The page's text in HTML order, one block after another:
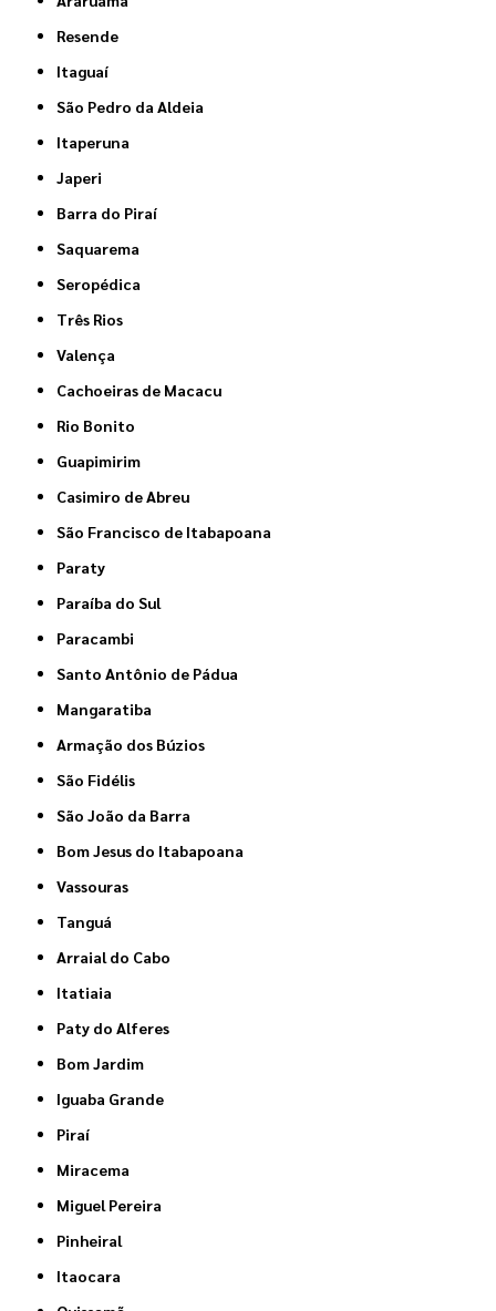
Resende
Itaguaí
São Pedro da Aldeia
Itaperuna
Japeri
Barra do Piraí
Saquarema
Seropédica
Três Rios
Valença
Cachoeiras de Macacu
Rio Bonito
Guapimirim
Casimiro de Abreu
São Francisco de Itabapoana
Paraty
Paraíba do Sul
Paracambi
Santo Antônio de Pádua
Mangaratiba
Armação dos Búzios
São Fidélis
São João da Barra
Bom Jesus do Itabapoana
Vassouras
Tanguá
Arraial do Cabo
Itatiaia
Paty do Alferes
Bom Jardim
Iguaba Grande
Piraí
Miracema
Miguel Pereira
Pinheiral
Itaocara